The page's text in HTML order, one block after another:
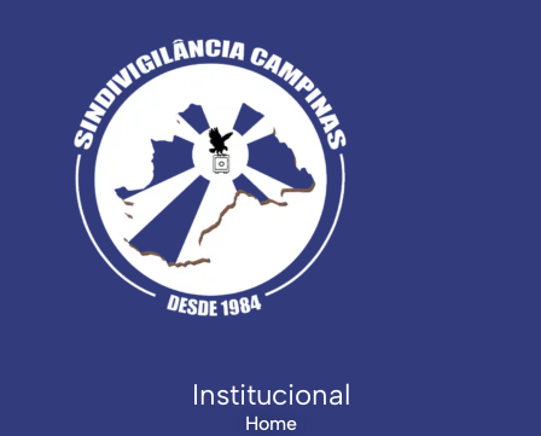
Institucional
Home